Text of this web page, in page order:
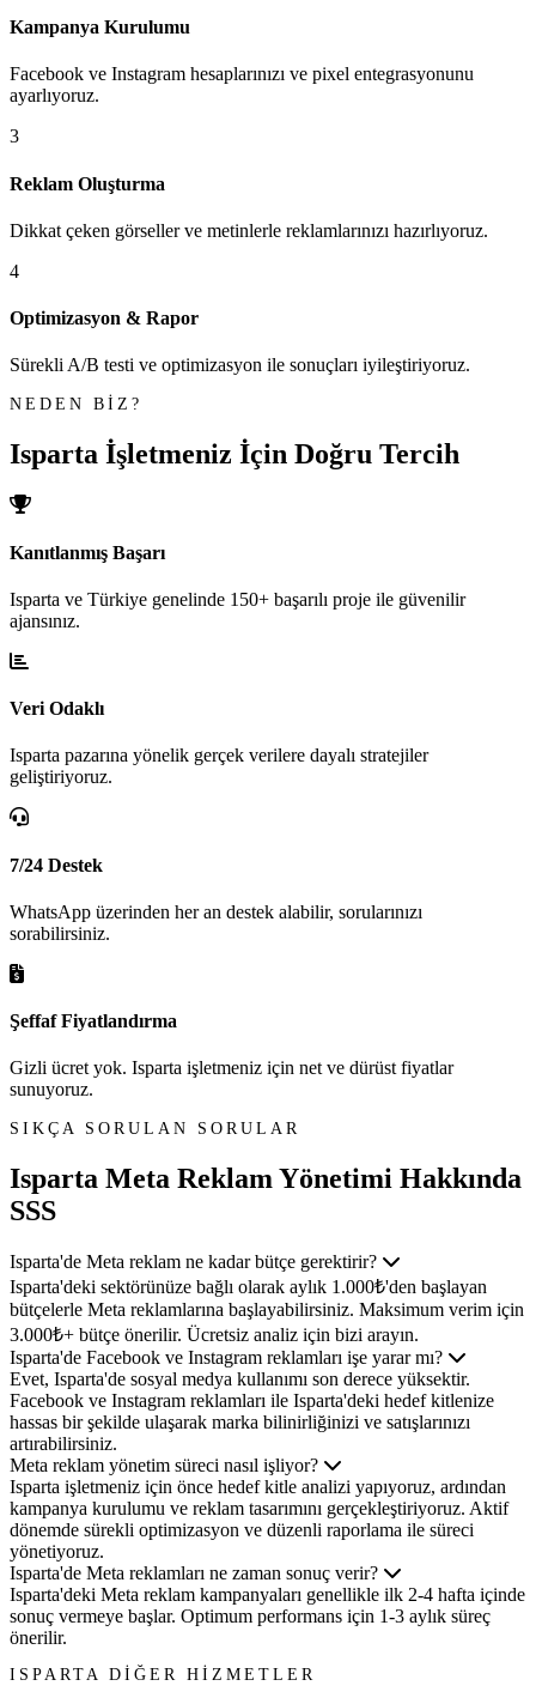
Kampanya Kurulumu
Facebook ve Instagram hesaplarınızı ve pixel entegrasyonunu
ayarlıyoruz.
3
Reklam Oluşturma
Dikkat çeken görseller ve metinlerle reklamlarınızı hazırlıyoruz.
4
Optimizasyon & Rapor
Sürekli A/B testi ve optimizasyon ile sonuçları iyileştiriyoruz.
NEDEN BİZ?
Isparta İşletmeniz İçin Doğru Tercih
Kanıtlanmış Başarı
Isparta ve Türkiye genelinde 150+ başarılı proje ile güvenilir
ajansınız.
Veri Odaklı
Isparta pazarına yönelik gerçek verilere dayalı stratejiler
geliştiriyoruz.
7/24 Destek
WhatsApp üzerinden her an destek alabilir, sorularınızı
sorabilirsiniz.
Şeffaf Fiyatlandırma
Gizli ücret yok. Isparta işletmeniz için net ve dürüst fiyatlar
sunuyoruz.
SIKÇA SORULAN SORULAR
Isparta Meta Reklam Yönetimi Hakkında
SSS
Isparta'de Meta reklam ne kadar bütçe gerektirir?
Isparta'deki sektörünüze bağlı olarak aylık 1.000₺'den başlayan
bütçelerle Meta reklamlarına başlayabilirsiniz. Maksimum verim için
3.000₺+ bütçe önerilir. Ücretsiz analiz için bizi arayın.
Isparta'de Facebook ve Instagram reklamları işe yarar mı?
Evet, Isparta'de sosyal medya kullanımı son derece yüksektir.
Facebook ve Instagram reklamları ile Isparta'deki hedef kitlenize
hassas bir şekilde ulaşarak marka bilinirliğinizi ve satışlarınızı
artırabilirsiniz.
Meta reklam yönetim süreci nasıl işliyor?
Isparta işletmeniz için önce hedef kitle analizi yapıyoruz, ardından
kampanya kurulumu ve reklam tasarımını gerçekleştiriyoruz. Aktif
dönemde sürekli optimizasyon ve düzenli raporlama ile süreci
yönetiyoruz.
Isparta'de Meta reklamları ne zaman sonuç verir?
Isparta'deki Meta reklam kampanyaları genellikle ilk 2-4 hafta içinde
sonuç vermeye başlar. Optimum performans için 1-3 aylık süreç
önerilir.
ISPARTA DİĞER HİZMETLER